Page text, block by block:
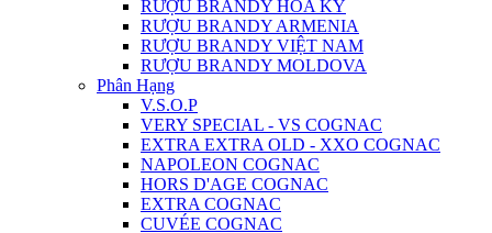
RƯỢU BRANDY HOA KỲ
RƯỢU BRANDY ARMENIA
RƯỢU BRANDY VIỆT NAM
RƯỢU BRANDY MOLDOVA
Phân Hạng
V.S.O.P
VERY SPECIAL - VS COGNAC
EXTRA EXTRA OLD - XXO COGNAC
NAPOLEON COGNAC
HORS D'AGE COGNAC
EXTRA COGNAC
CUVÉE COGNAC